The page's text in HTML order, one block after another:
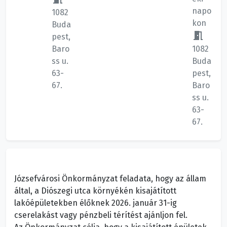
1082
Buda
pest,
Baro
ss u.
63-
67.
napo
kon
meeting_room
1082
Buda
pest,
Baro
ss u.
63-
67.
Józsefvárosi Önkormányzat feladata, hogy az állam
által, a Diószegi utca környékén kisajátított
lakóépületekben élőknek 2026. január 31-ig
cserelakást vagy pénzbeli térítést ajánljon fel.